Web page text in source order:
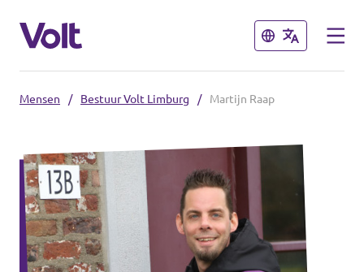
Sluiten
Volt Maastricht
Sluiten
Standpunten
Over Volt
Mensen / Bestuur Volt Limburg / Martijn Raap